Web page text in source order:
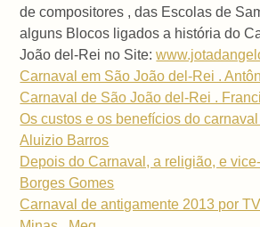
de compositores , das Escolas de
alguns Blocos ligados a história do
João del-Rei no Site:
Carnaval em São João del-Rei .
Carnaval de São João del-Rei .
Os custos e os benefícios do
Aluizio Barros
Depois do Carnaval, a religião, e
Borges Gomes
Carnaval de antigamente 2013 por